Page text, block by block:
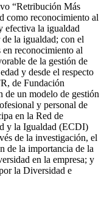
“Retribución Más
como reconocimiento al
efectiva la igualdad
la igualdad; con el
reconocimiento al
de la gestión de
y desde el respecto
de Fundación
un modelo de gestión
y personal de
en la Red de
y la Igualdad (ECDI)
de la investigación, el
de la importancia de la
en la empresa; y
la Diversidad e